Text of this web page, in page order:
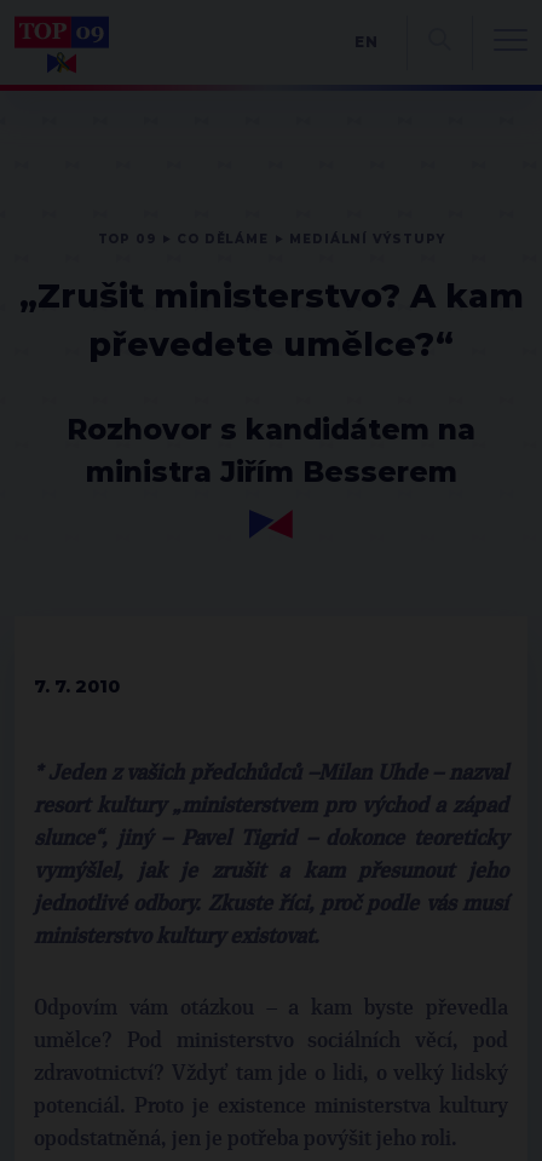
„Zrušit ministerstvo? A kam
převedete umělce?“
Rozhovor s kandidátem na
ministra Jiřím Besserem
7. 7. 2010
* Jeden z vašich předchůdců –Milan Uhde – nazval
resort kultury „ministerstvem pro východ a západ
slunce“, jiný – Pavel Tigrid – dokonce teoreticky
vymýšlel, jak je zrušit a kam přesunout jeho
jednotlivé odbory. Zkuste říci, proč podle vás musí
ministerstvo kultury existovat.
Odpovím vám otázkou – a kam byste převedla
umělce? Pod ministerstvo sociálních věcí, pod
zdravotnictví? Vždyť tam jde o lidi, o velký lidský
potenciál. Proto je existence ministerstva kultury
opodstatněná, jen je potřeba povýšit jeho roli.